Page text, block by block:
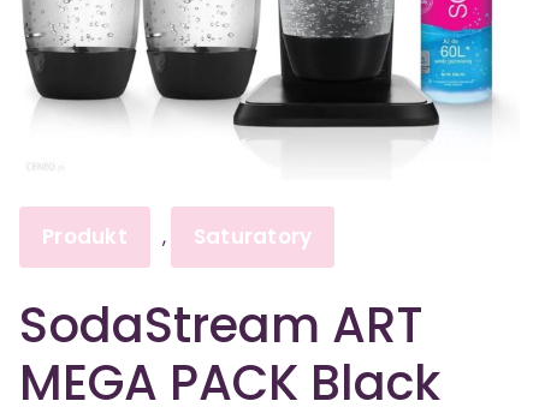
Produkt , Saturatory
SodaStream ART
MEGA PACK Black